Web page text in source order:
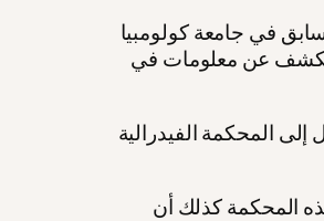
في جامعة كولومبيا
الكشف عن معلومات في
المحكمة الفيدرالية
المحكمة كذلك أن